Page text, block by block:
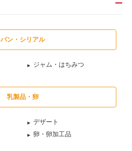
パン・シリアル
ジャム・はちみつ
乳製品・卵
デザート
卵・卵加工品